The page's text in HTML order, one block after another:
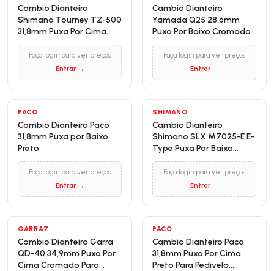
Cambio Dianteiro
Shimano Tourney TZ-500
31,8mm Puxa Por Cima
Preto Para Pedivela
Reduzido
Faça login para ver preços
Entrar →
Cambio Dianteiro
Yamada Q25 28,6mm
Puxa Por Baixo Cromado
Faça login para ver preços
Entrar →
PACO
Cambio Dianteiro Paco
31,8mm Puxa por Baixo
Preto
Faça login para ver preços
Entrar →
SHIMANO
Cambio Dianteiro
Shimano SLX M7025-E E-
Type Puxa Por Baixo
Cromado
Faça login para ver preços
Entrar →
GARRA7
Cambio Dianteiro Garra
QD-40 34,9mm Puxa Por
Cima Cromado Para
PACO
Cambio Dianteiro Paco
31,8mm Puxa Por Cima
Preto Para Pedivela